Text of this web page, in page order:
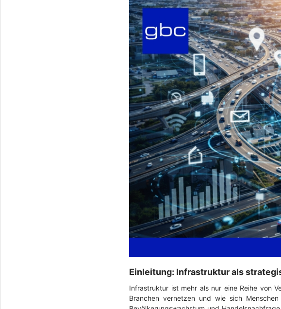
Einleitung: Infrastruktur als
Infrastruktur ist mehr als nur eine Reihe von
Branchen vernetzen und wie sich